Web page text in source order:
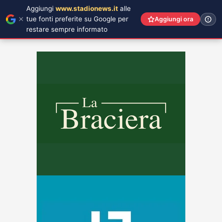
Aggiungi www.stadionews.it alle
tue fonti preferite su Google per
restare sempre informato
Aggiungi ora